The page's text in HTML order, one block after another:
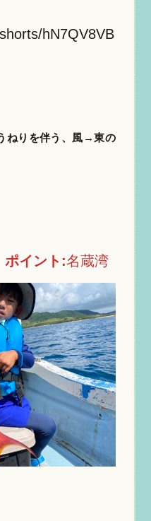
hN7QV8VB
ねりを伴う、風 →東の
イント:名蔵湾